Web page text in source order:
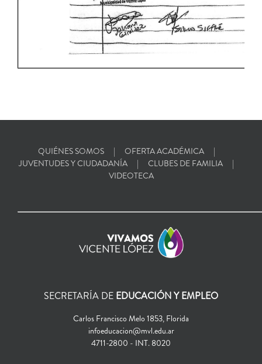
QUIÉNES SOMOS
OFERTA ACADÉMICA
JUVENTUDES Y CIUDADANÍA
CLUBES DE FAMILIA
VIDEOTECA
SECRETARÍA DE EDUCACIÓN Y EMPLEO
Carlos Francisco Melo 1853, Florida
infoeducacion@mvl.edu.ar
4711-2800 - INT. 8020